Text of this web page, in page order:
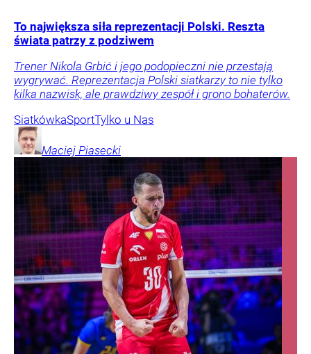
To największa siła reprezentacji Polski. Reszta
świata patrzy z podziwem
Trener Nikola Grbić i jego podopieczni nie przestają
wygrywać. Reprezentacja Polski siatkarzy to nie tylko
kilka nazwisk, ale prawdziwy zespół i grono bohaterów.
SiatkówkaSportTylko u Nas
Maciej Piasecki